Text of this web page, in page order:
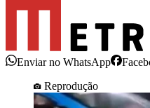
Enviar no WhatsApp
Reprodução